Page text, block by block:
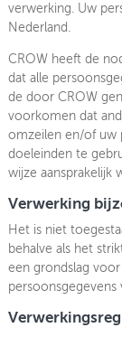
verwerking. Uw
Nederland.
CROW heeft de
dat alle
de door CROW
voorkomen dat
omzeilen en/of uw
doeleinden te
wijze aansprakelijk
Verwerking
Het is niet
behalve als het
een grondslag
persoonsgegevens